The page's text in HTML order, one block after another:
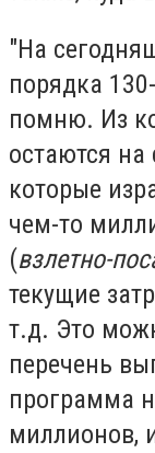
"На
порядка
помню. Из
остаются на
которые
чем-то
(взлетно-
текущие
т.д. Это
перечень
программа
миллионов,